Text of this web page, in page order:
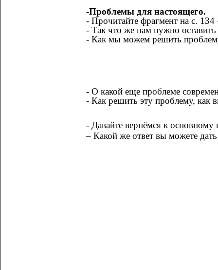
-Проблемы для настоящего.
- Прочитайте фрагмент на с.
- Так что же нам нужно
- Как мы можем решить
- О какой еще проблеме
- Как решить эту проблему, как
- Давайте вернёмся к
– Какой же ответ вы можете дать